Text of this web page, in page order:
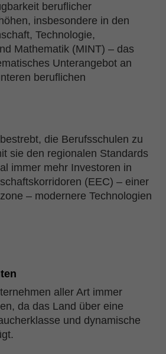
beruflicher
insbesondere in den
Technologie,
Mathematik (MINT) – das
Unterangebot an
beruflichen
die Berufsschulen zu
sie den regionalen Standards
immer mehr Investoren in
(EEC) – einer
– modernere Technologien
aller Art immer
da das Land über eine
und dynamische